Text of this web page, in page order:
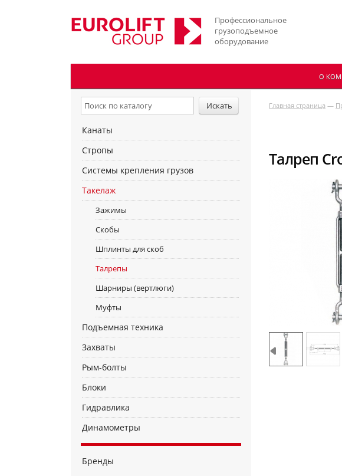
Профессиональное
грузоподъемное
оборудование
О
Канаты
Стропы
Системы крепления грузов
Такелаж
Зажимы
Скобы
Шплинты для скоб
Талрепы
Шарниры (вертлюги)
Муфты
Подъемная техника
Захваты
Рым-болты
Блоки
Гидравлика
Динамометры
Бренды
Главная страница —
Талреп